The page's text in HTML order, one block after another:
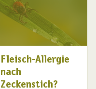
Fleisch-Allergie
nach
Zeckenstich?